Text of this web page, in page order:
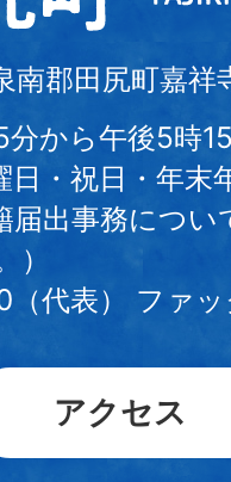
郡田尻町嘉祥
から午後5時
日・祝日・年末
届出事務につ
代表） ファ
アクセス